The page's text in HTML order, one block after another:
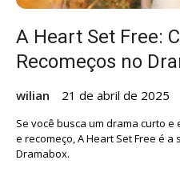
A Heart Set Free:
Recomeços no
wilian 21 de abril de 2025
Se você busca um drama curto
e recomeço, A Heart Set Free é
Dramabox.